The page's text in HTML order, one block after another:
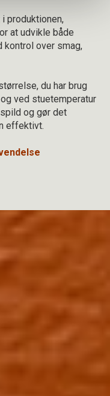
produktionen,
at udvikle både
kontrol over smag,
du har brug
ved stuetemperatur
og gør det
effektivt.